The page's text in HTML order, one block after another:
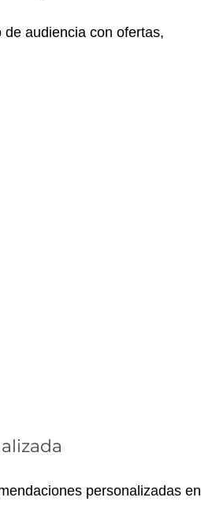
audiencia con ofertas,
personalizadas en